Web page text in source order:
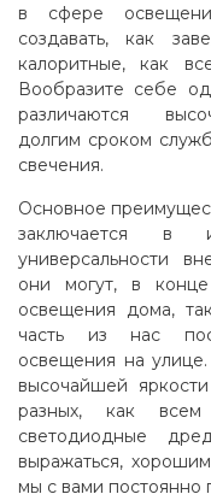
в сфере
создавать, как
калоритные, как
Вообразите себе
различаются
долгим сроком
свечения.
Основное
заключается в
универсальности
они могут, в
освещения дома,
часть из нас
освещения на
высочайшей
разных, как всем
светодиодные
выражаться,
мы с вами постоянно